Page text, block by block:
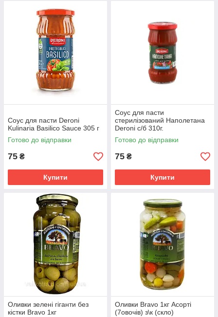
Соус для пасти Deroni
Kulinaria Basilico Sauce 305 г
Готово до відправки
75 ₴
Купити
Соус для пасти
стерилізований Наполетана
Deroni с/б 310г.
Готово до відправки
75 ₴
Купити
Оливки зелені гіганти без
кістки Bravо 1кг
Оливки Bravo 1кг Асорті
(7овочів) з\к (скло)